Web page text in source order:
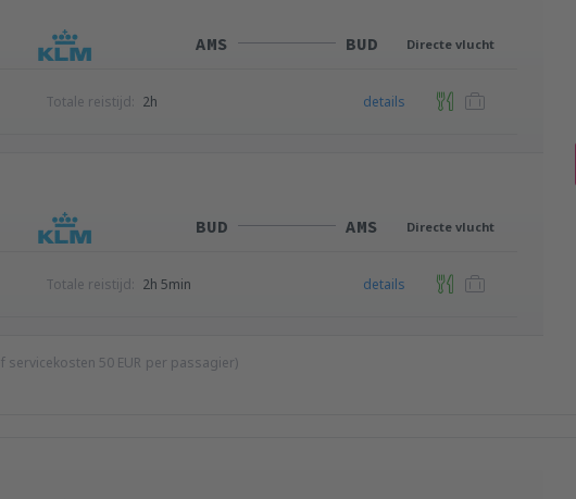
AMS BUD Directe vlucht
Totale reistijd: 2h details
BUD AMS Directe vlucht
Totale reistijd: 2h 5min details
servicekosten 50 EUR per passagier)